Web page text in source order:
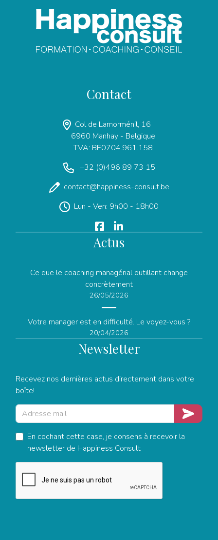
Contact
Col de Lamorménil, 16
6960 Manhay - Belgique
TVA: BE0704.961.158
+32 (0)496 89 73 15
contact@happiness-consult.be
Lun - Ven: 9h00 - 18h00
Actus
Ce que le coaching managérial outillant change
concrètement
26/05/2026
Votre manager est en difficulté. Le voyez-vous ?
20/04/2026
Newsletter
Recevez nos dernières actus directement dans votre
boîte!
Je
En cochant cette case, je consens à recevoir la
newsletter de Happiness Consult